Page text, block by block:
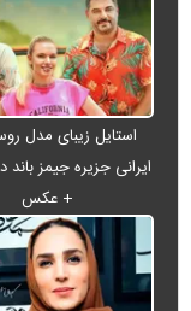
استایل زیبای مدل
ایرانی جزیره جیمز باند
+ عکس